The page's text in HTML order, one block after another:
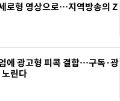
로형 영상으로…지역방송의 Z
에 광고형 피콕 결합…구독·광
린다